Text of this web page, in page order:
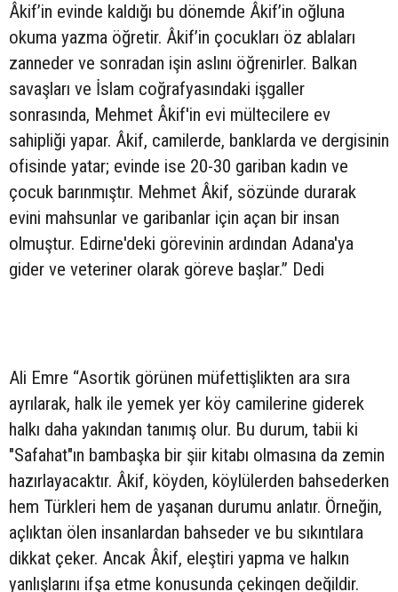
Âkif’in evinde kaldığı bu dönemde Âkif’in oğluna
okuma yazma öğretir. Âkif’in çocukları öz ablaları
zanneder ve sonradan işin aslını öğrenirler. Balkan
savaşları ve İslam coğrafyasındaki işgaller
sonrasında, Mehmet Âkif'in evi mültecilere ev
sahipliği yapar. Âkif, camilerde, banklarda ve dergisinin
ofisinde yatar; evinde ise 20-30 gariban kadın ve
çocuk barınmıştır. Mehmet Âkif, sözünde durarak
evini mahsunlar ve garibanlar için açan bir insan
olmuştur. Edirne'deki görevinin ardından Adana'ya
gider ve veteriner olarak göreve başlar.” Dedi
Ali Emre “Asortik görünen müfettişlikten ara sıra
ayrılarak, halk ile yemek yer köy camilerine giderek
halkı daha yakından tanımış olur. Bu durum, tabii ki
"Safahat"ın bambaşka bir şiir kitabı olmasına da zemin
hazırlayacaktır. Âkif, köyden, köylülerden bahsederken
hem Türkleri hem de yaşanan durumu anlatır. Örneğin,
açlıktan ölen insanlardan bahseder ve bu sıkıntılara
dikkat çeker. Ancak Âkif, eleştiri yapma ve halkın
yanlışlarını ifşa etme konusunda çekingen değildir.